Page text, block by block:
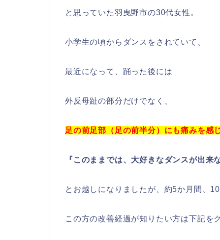
と思っていた羽曳野市の30代女性。
小学生の頃からダンスをされていて、
最近になって、踊った後には
外反母趾の部分だけでなく、
足の前足部（足の前半分）にも痛みを感
『このままでは、大好きなダンスが出来
とお越しになりましたが、約5か月間、
この方の改善経過が知りたい方は下記を